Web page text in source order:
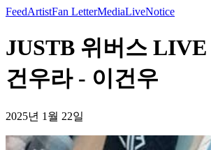
FeedArtistFan LetterMediaLiveNotice
JUSTB 위버스 LIVE
건우라 - 이건우
2025년 1월 22일